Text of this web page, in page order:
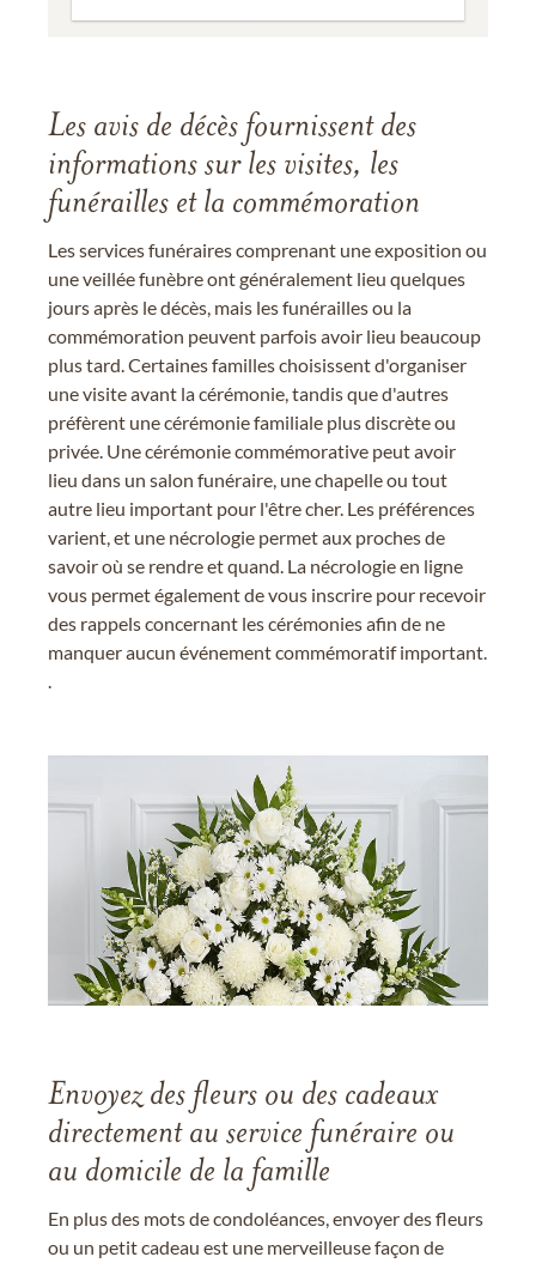
Les avis de décès fournissent des
informations sur les visites, les
funérailles et la commémoration
Les services funéraires comprenant une exposition ou
une veillée funèbre ont généralement lieu quelques
jours après le décès, mais les funérailles ou la
commémoration peuvent parfois avoir lieu beaucoup
plus tard. Certaines familles choisissent d'organiser
une visite avant la cérémonie, tandis que d'autres
préfèrent une cérémonie familiale plus discrète ou
privée. Une cérémonie commémorative peut avoir
lieu dans un salon funéraire, une chapelle ou tout
autre lieu important pour l'être cher. Les préférences
varient, et une nécrologie permet aux proches de
savoir où se rendre et quand. La nécrologie en ligne
vous permet également de vous inscrire pour recevoir
des rappels concernant les cérémonies afin de ne
manquer aucun événement commémoratif important.
Envoyez des fleurs ou des cadeaux
directement au service funéraire ou
au domicile de la famille
En plus des mots de condoléances, envoyer des fleurs
ou un petit cadeau est une merveilleuse façon de